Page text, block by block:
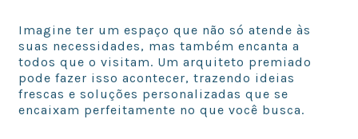
Imagine ter um espaço que não só atende às
suas necessidades, mas também encanta a
todos que o visitam. Um arquiteto premiado
pode fazer isso acontecer, trazendo ideias
frescas e soluções personalizadas que se
encaixam perfeitamente no que você busca.